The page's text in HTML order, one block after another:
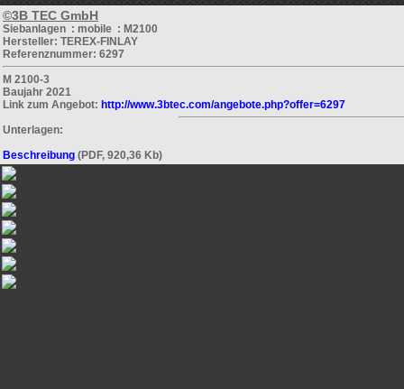
©3B TEC GmbH
Siebanlagen : mobile : M2100
Hersteller: TEREX-FINLAY
Referenznummer: 6297
M 2100-3
Baujahr 2021
Link zum Angebot: http://www.3btec.com/angebote.php?offer=6297
Unterlagen:
Beschreibung (PDF, 920,36 Kb)